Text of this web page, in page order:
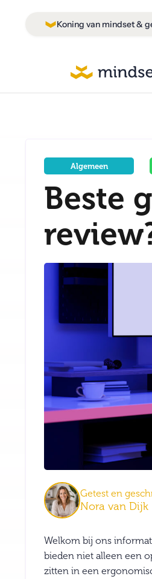
Koning van mindset &
Algemeen
Beste
Getest en
Nora van Dijk
Welkom bij ons
bieden niet alleen een
zitten in een